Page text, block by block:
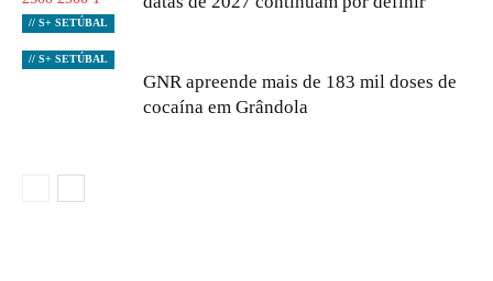
// S+ SETÚBAL
// S+ SETÚBAL
GNR apreende mais de 183 mil doses de
cocaína em Grândola